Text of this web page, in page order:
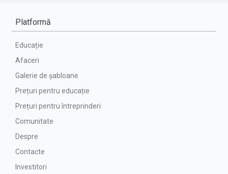
Platformă
Educație
Afaceri
Galerie de șabloane
Prețuri pentru educație
Prețuri pentru întreprinderi
Comunitate
Despre
Contacte
Investitori